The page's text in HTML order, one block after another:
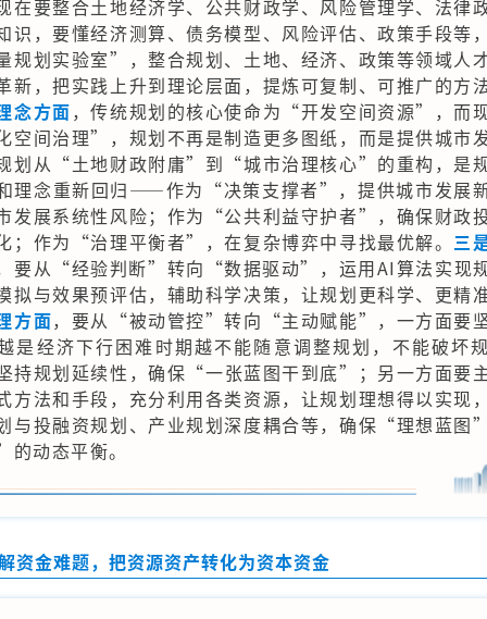
在要整合土地经济学、公共财政学、风险管理学、法律
识，要懂经济测算、债务模型、风险评估、政策手段等
规划实验室”，整合规划、土地、经济、政策等领域人
新，把实践上升到理论层面，提炼可复制、可推广的方
念方面，传统规划的核心使命为“开发空间资源”，而
空间治理”，规划不再是制造更多图纸，而是提供城市
划从“土地财政附庸”到“城市治理核心”的重构，是
理念重新回归——作为“决策支撑者”，提供城市发展
发展系统性风险；作为“公共利益守护者”，确保财政
；作为“治理平衡者”，在复杂博弈中寻找最优解。 三
要从“经验判断”转向“数据驱动”，运用AI算法实现
拟与效果预评估，辅助科学决策，让规划更科学、更精
方面，要从“被动管控”转向“主动赋能”，一方面要
是经济下行困难时期越不能随意调整规划，不能破坏
持规划延续性，确保“一张蓝图干到底”；另一方面要
方法和手段，充分利用各类资源，让规划理想得以实现
与投融资规划、产业规划深度耦合等，确保“理想蓝
动态平衡。
资金难题，把资源资产转化为资本资金